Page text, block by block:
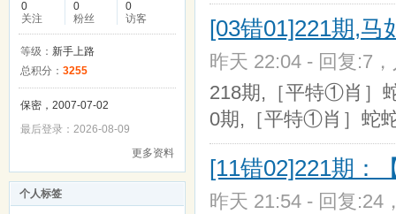
0
关注
0
粉丝
0
访客
等级： 新手上路
总积分： 3255
保密，2007-07-02
最后登录：2026-08-09
更多资料
个人标签
[03错01]221期,
昨天 22:04 - 回复:7
218期,［平特①肖］
0期,［平特①肖］蛇
[11错02]221期：
昨天 21:54 - 回复:24